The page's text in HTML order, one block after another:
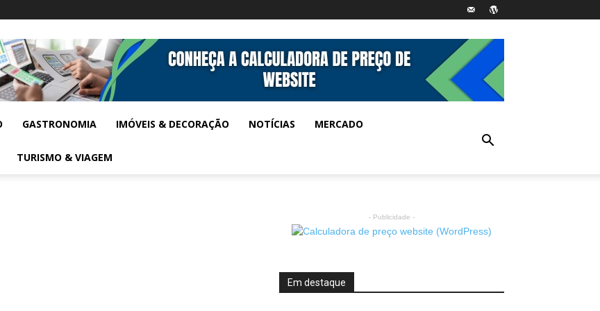
GASTRONOMIA IMÓVEIS & DECORAÇÃO NOTÍCIAS MERCADO
TURISMO & VIAGEM
- Publicidade -
Em destaque